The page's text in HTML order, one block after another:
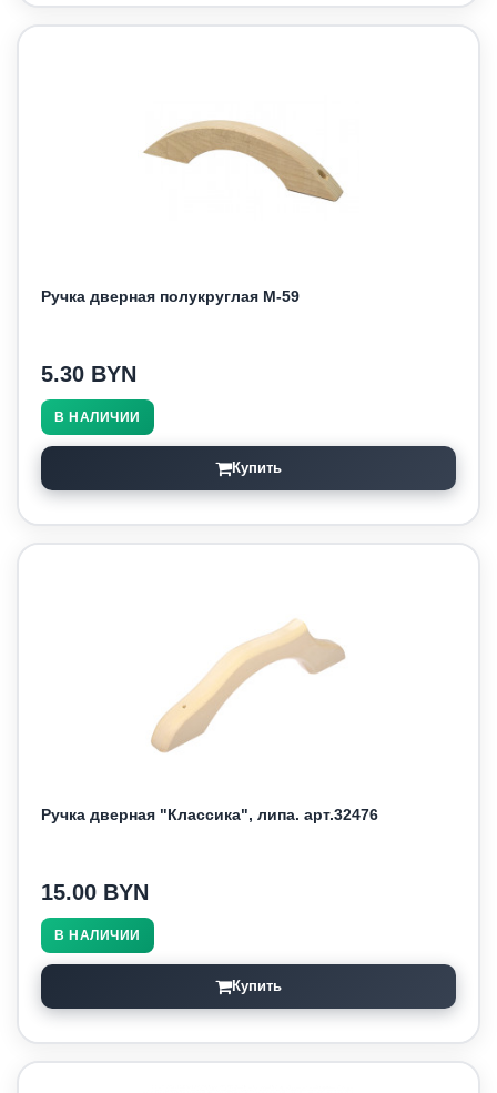
Ручка дверная полукруглая М-59
5.30 BYN
В НАЛИЧИИ
Купить
Ручка дверная "Классика", липа. арт.32476
15.00 BYN
В НАЛИЧИИ
Купить